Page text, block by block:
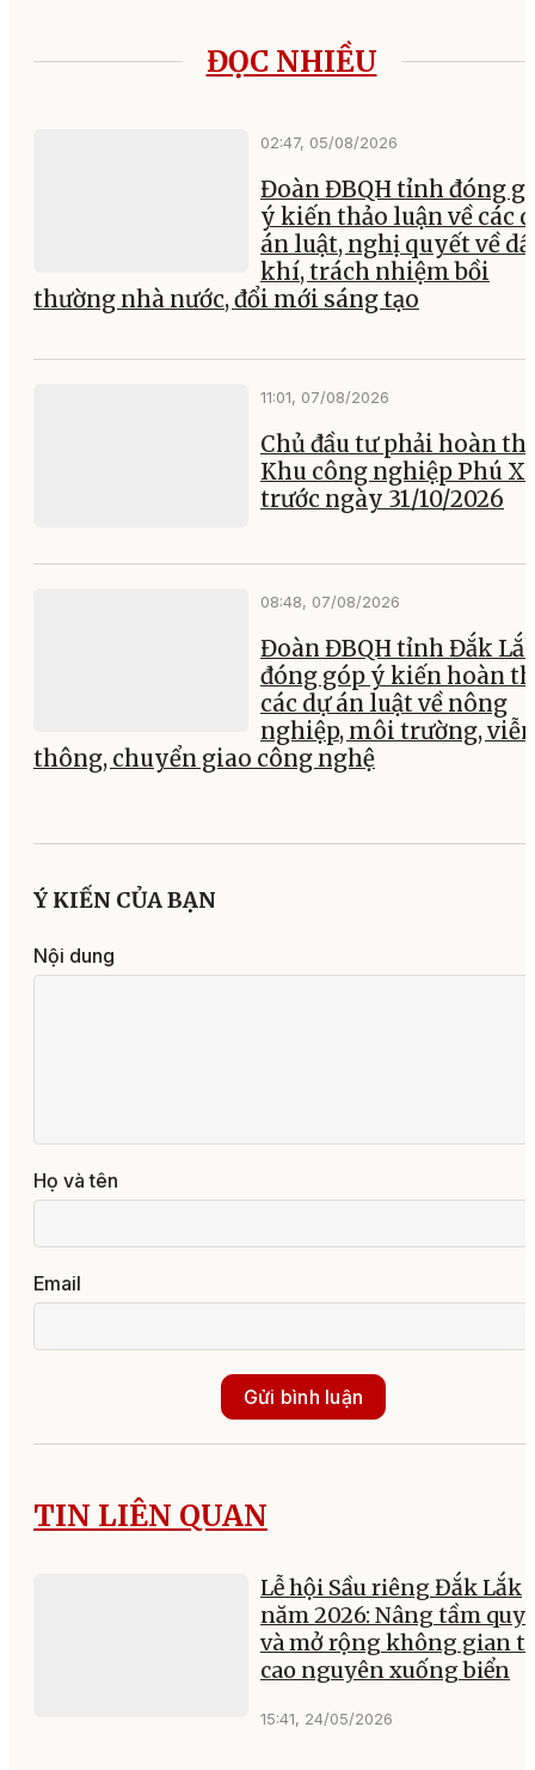
ĐỌC NHIỀU
02:47, 05/08/2026
Đoàn ĐBQH tỉnh đóng
ý kiến thảo luận về các
án luật, nghị quyết về
khí, trách nhiệm bồi
thường nhà nước, đổi mới sáng tạo
11:01, 07/08/2026
Chủ đầu tư phải hoàn
Khu công nghiệp Phú
trước ngày 31/10/2026
08:48, 07/08/2026
Đoàn ĐBQH tỉnh Đắk
đóng góp ý kiến hoàn
các dự án luật về nông
nghiệp, môi trường, viễn
thông, chuyển giao công nghệ
Ý KIẾN CỦA BẠN
Nội dung
Họ và tên
Email
Gửi bình luận
TIN LIÊN QUAN
Lễ hội Sầu riêng Đắk Lắk
năm 2026: Nâng tầm quy
và mở rộng không gian
cao nguyên xuống biển
15:41, 24/05/2026